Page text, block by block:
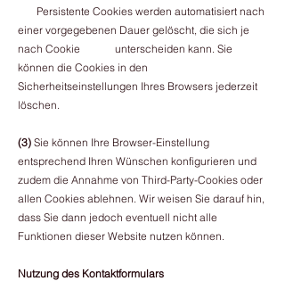
Persistente Cookies werden automatisiert nach
einer vorgegebenen Dauer gelöscht, die sich je
nach Cookie unterscheiden kann. Sie
können die Cookies in den
Sicherheitseinstellungen Ihres Browsers jederzeit
löschen.
(3) Sie können Ihre Browser-Einstellung
entsprechend Ihren Wünschen konfigurieren und
zudem die Annahme von Third-Party-Cookies oder
allen Cookies ablehnen. Wir weisen Sie darauf hin,
dass Sie dann jedoch eventuell nicht alle
Funktionen dieser Website nutzen können.
Nutzung des Kontaktformulars